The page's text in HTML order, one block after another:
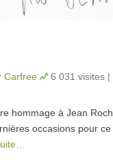
Carfree 6 031 visites |
hommage à Jean
occasions pour